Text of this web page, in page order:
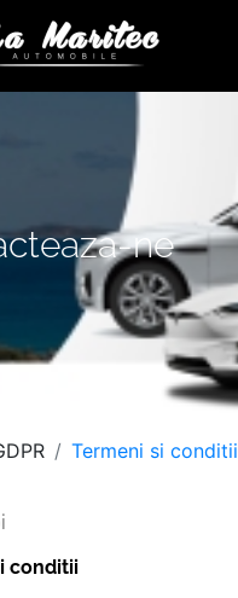
ne
Termeni si conditii
conditii